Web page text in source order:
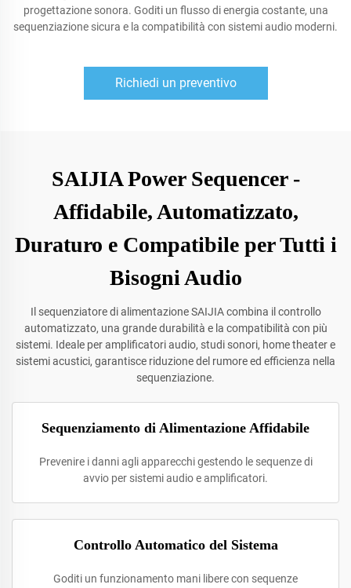
progettazione sonora. Goditi un flusso di energia costante, una
sequenziazione sicura e la compatibilità con sistemi audio moderni.
Richiedi un preventivo
SAIJIA Power Sequencer -
Affidabile, Automatizzato,
Duraturo e Compatibile per Tutti i
Bisogni Audio
Il sequenziatore di alimentazione SAIJIA combina il controllo
automatizzato, una grande durabilità e la compatibilità con più
sistemi. Ideale per amplificatori audio, studi sonori, home theater e
sistemi acustici, garantisce riduzione del rumore ed efficienza nella
sequenziazione.
Sequenziamento di Alimentazione Affidabile
Prevenire i danni agli apparecchi gestendo le sequenze di
avvio per sistemi audio e amplificatori.
Controllo Automatico del Sistema
Goditi un funzionamento mani libere con sequenze